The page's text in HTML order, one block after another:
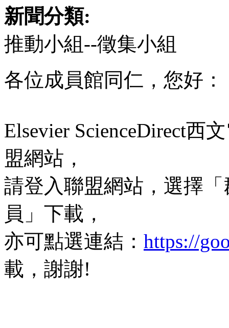
新聞分類:
推動小組--徵集小組
各位成員館同仁，您好：
Elsevier ScienceDirect西
盟網站，
請登入聯盟網站，選擇
員」下載，
亦可點選連結： https://
載，謝謝!